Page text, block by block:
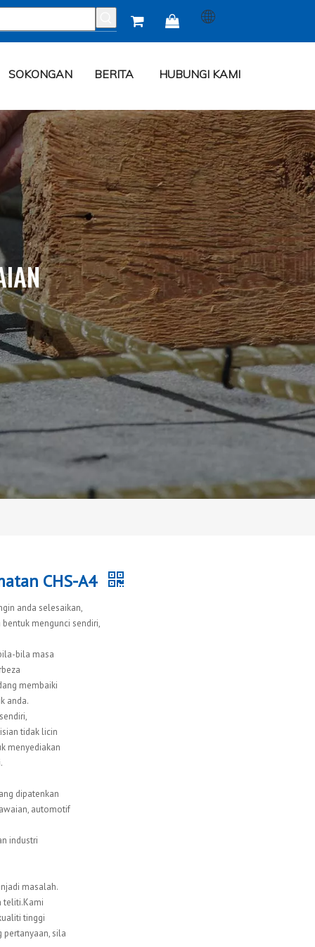
 
SOKONGAN BERITA HUBUNGI KAMI
CHS-A4
anda selesaikan,
mengunci sendiri,
bila masa
membaiki
anda.
tidak licin
menyediakan
dipatenkan
automotif
industri
masalah.
teliti.Kami
tinggi
pertanyaan, sila